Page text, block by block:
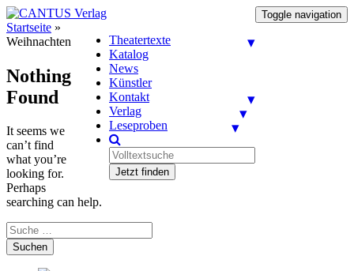
Toggle navigation
Theatertexte
Katalog
News
Künstler
Kontakt
Verlag
Leseproben
Jetzt finden
Startseite »
Weihnachten
Nothing
Found
It seems we
can’t find
what you’re
looking for.
Perhaps
searching can help.
Suchen